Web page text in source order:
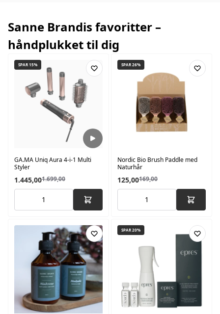
Sanne Brandis favoritter –
håndplukket til dig
SPAR 15%
GA.MA Uniq Aura 4-i-1 Multi
Styler
1.445,001.699,00
SPAR 26%
Nordic Bio Brush Paddle med
Naturhår
125,00169,00
SPAR 20%